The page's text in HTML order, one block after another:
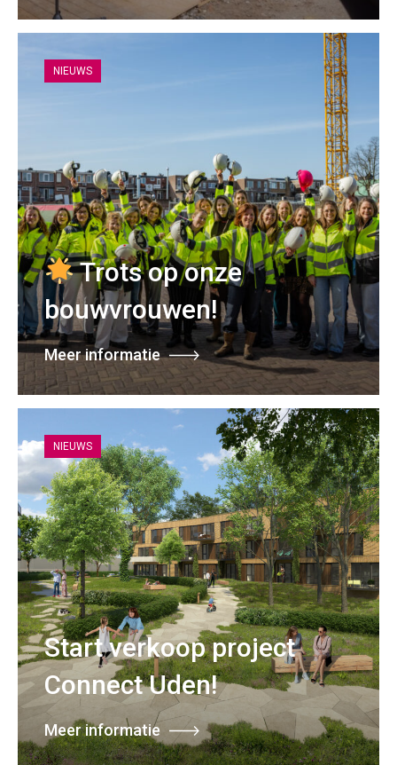
NIEUWS
Trots op onze
bouwvrouwen!
Meer informatie
NIEUWS
Start verkoop project
Connect Uden!
Meer informatie